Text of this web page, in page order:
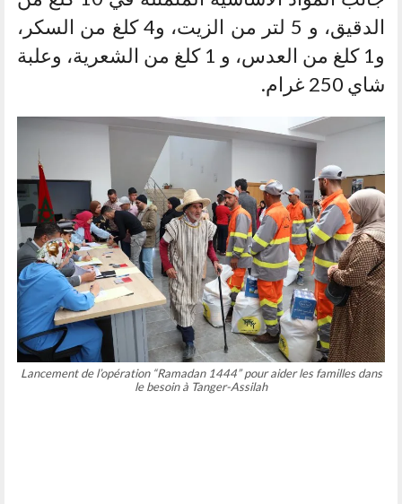
الدقيق، و 5 لتر من الزيت، و4 كلغ من السكر،
و1 كلغ من العدس، و 1 كلغ من الشعرية، وعلبة
شاي 250 غرام.
Lancement de l’opération “Ramadan 1444” pour aider les familles dans
le besoin à Tanger-Assilah